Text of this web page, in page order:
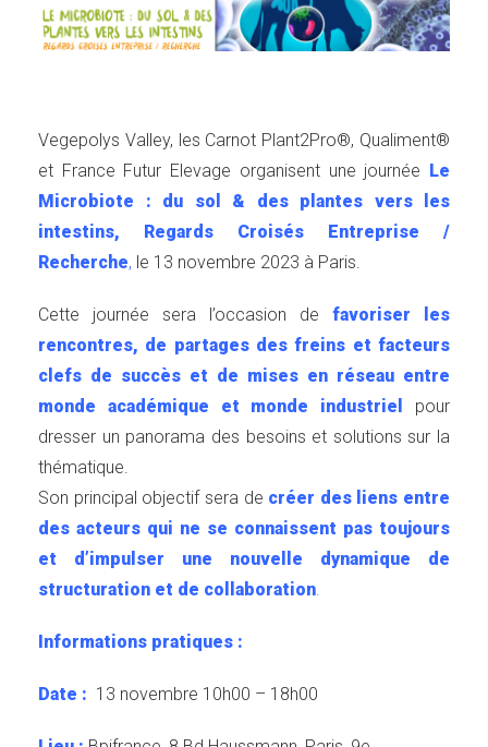
Vegepolys Valley, les Carnot Plant2Pro®, Qualiment®
et France Futur Elevage organisent une journée Le
Microbiote : du sol & des plantes vers les
intestins, Regards Croisés Entreprise /
Recherche, le 13 novembre 2023 à Paris.
Cette journée sera l’occasion de
favoriser les
rencontres, de partages des freins et facteurs
clefs de succès et de mises en réseau entre
monde académique et monde industriel
pour
dresser un panorama des besoins et solutions sur la
thématique.
Son principal objectif sera de créer des liens entre
des acteurs qui ne se connaissent pas toujours
et d’impulser une nouvelle dynamique de
structuration et de collaboration.
Informations pratiques :
Date : 13 novembre 10h00 – 18h00